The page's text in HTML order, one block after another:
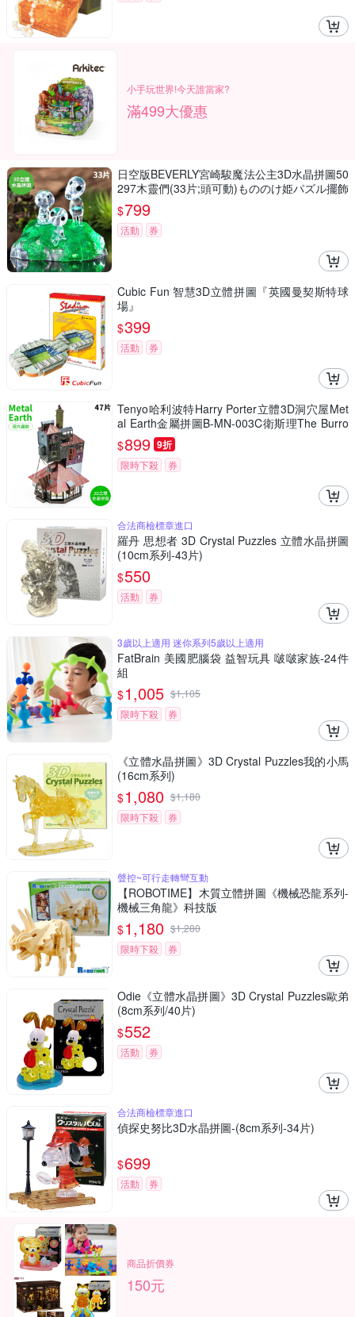
小手玩世界!今天誰當家?
滿499大優惠
日空版BEVERLY宮崎駿魔法公主3D水晶拼圖50
297木靈們(33片;頭可動)もののけ姫パズル擺飾
吉卜力puzzle模型公仔
$799
活動 券
Cubic Fun 智慧3D立體拼圖『英國曼契斯特球
場』
$399
活動 券
Tenyo哈利波特Harry Porter立體3D洞穴屋Met
al Earth金屬拼圖B-MN-003C衛斯理The Burro
w(47片裝)免塗裝模型
$899 9折
限時下殺 券
合法商檢標章進口
羅丹 思想者 3D Crystal Puzzles 立體水晶拼圖
(10cm系列-43片)
$550
活動 券
3歲以上適用 迷你系列5歲以上適用
FatBrain 美國肥腦袋 益智玩具 啵啵家族-24件
組
$1,005 $1,105
限時下殺
券
《立體水晶拼圖》3D Crystal Puzzles我的小馬
(16cm系列)
$1,080 $1,180
限時下殺
券
聲控~可行走轉彎互動
【ROBOTIME】木質立體拼圖《機械恐龍系列-
機械三角龍》科技版
$1,180 $1,280
限時下殺
券
Odie《立體水晶拼圖》3D Crystal Puzzles歐弟
(8cm系列/40片)
$552
活動 券
合法商檢標章進口
偵探史努比3D水晶拼圖-(8cm系列-34片)
$699
活動 券
商品折價券
150元